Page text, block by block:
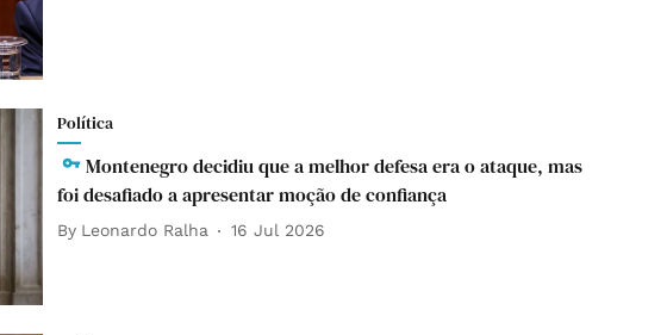
Política
Montenegro decidiu que a melhor defesa era o ataque, mas
foi desafiado a apresentar moção de confiança
By Leonardo Ralha 16 Jul 2026